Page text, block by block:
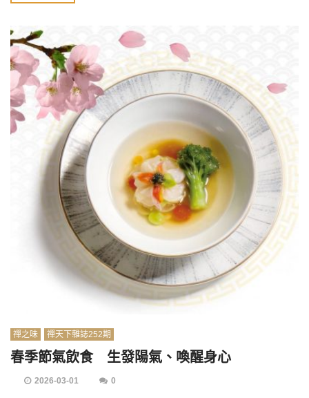
禪之味 禪天下雜誌252期
春季節氣飲食 生發陽氣、喚醒身心
2026-03-01 0